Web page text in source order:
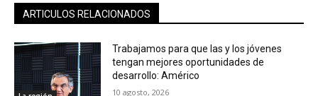
ARTICULOS RELACIONADOS
Trabajamos para que las y los jóvenes
tengan mejores oportunidades de
desarrollo: Américo
10 agosto, 2026